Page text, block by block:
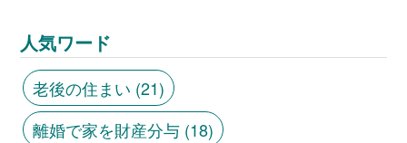
人気ワード
老後の住まい (21)
離婚で家を財産分与(18)